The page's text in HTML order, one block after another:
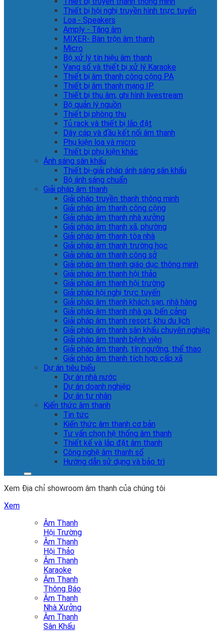
Thiết bị hội nghị truyền hình trực tuyến
Loa - Speakers
Amply - Tăng âm
MIXER- Bàn trộn âm thanh
Micro
Bộ xử lý tín hiệu âm thanh
Vang số và thiết bị xử lý Karaoke
Thiết bị âm thanh công cộng PA
Thiết bị âm thanh mạng IP
Thiết bị thu âm, ghi hình livestream
Bộ quản lý nguồn
Thiết bị phòng thu
Tủ rack và thiết bị lắp đặt
Dây cáp và đầu kết nối âm thanh
Phụ kiện loa và micro
Thiết bị phụ kiện khác
Ánh sáng sân khấu
Thiết bị-giải pháp ánh sáng sân khấu
Bộ ánh sáng chuẩn
Giải pháp âm thanh
Giải pháp truyền thanh thông minh
Giải pháp âm thanh công cộng
Giải pháp âm thanh nhà xưởng
Giải pháp âm thanh xã, phường
Giải pháp âm thanh tòa nhà
Giải pháp âm thanh trường học
Giải pháp âm thanh công sở
Giải pháp âm thanh giáo dục thông minh
Giải pháp âm thanh hội thảo
Giải pháp âm thanh hội trường
Giải pháp hội nghị trực tuyến
Giải pháp âm thanh khách sạn, nhà hàng
Giải pháp âm thanh nhà ga, bến cảng
Giải pháp âm thanh resort, khu du lịch
Giải pháp âm thanh sân khấu chuyên nghiệp
Giải pháp âm thanh bệnh viện
Giải pháp âm thanh, tín ngưỡng, thể thao
Giải pháp âm thanh tích hợp cấp xã
Dự án tiêu biểu
Dự án nhà nước
Dự án doanh nghiệp
Dự án tư nhân
Kiến thức âm thanh
Tin tức
Kiến thức âm thanh cơ bản
Tư vấn chọn hệ thống âm thanh
Thiết kế và lắp đặt âm thanh
Công nghệ âm thanh số
Hướng dẫn sử dụng và bảo trì
Xem Địa chỉ showroom âm thanh của chúng tôi
Xem
Âm Thanh
Hội Trường
Âm Thanh
Hội Thảo
Âm Thanh
Karaoke
Âm Thanh
Thông Báo
Âm Thanh
Nhà Xưởng
Âm Thanh
Sân Khấu